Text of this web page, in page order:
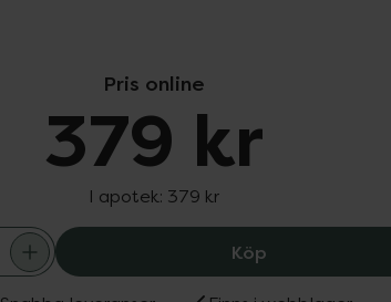
Pris online
379 kr
I apotek: 379 kr
Köp IDUN